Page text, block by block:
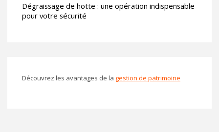
Dégraissage de hotte : une opération indispensable
pour votre sécurité
Découvrez les avantages de la gestion de patrimoine